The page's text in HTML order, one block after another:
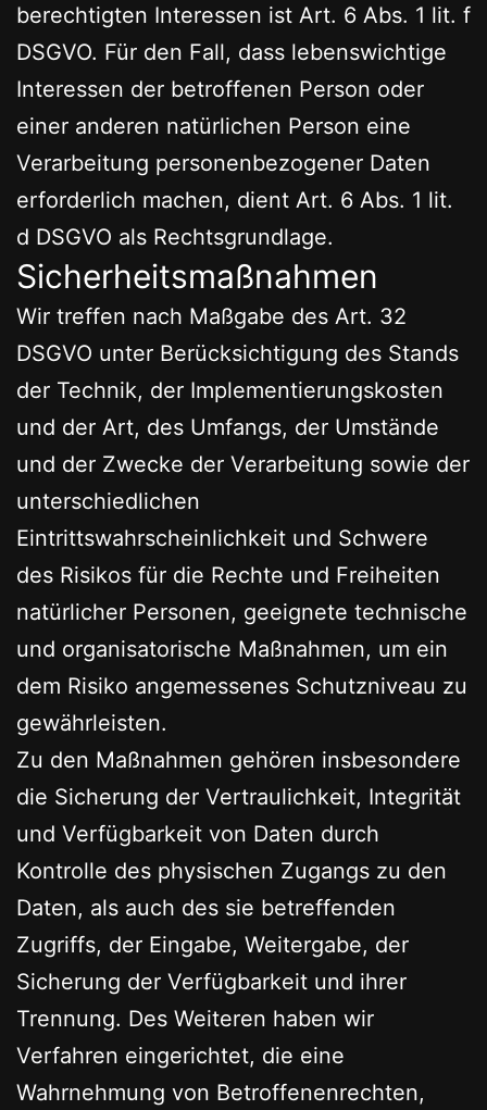
berechtigten Interessen ist Art. 6 Abs. 1 lit. f
DSGVO. Für den Fall, dass lebenswichtige
Interessen der betroffenen Person oder
einer anderen natürlichen Person eine
Verarbeitung personenbezogener Daten
erforderlich machen, dient Art. 6 Abs. 1 lit.
d DSGVO als Rechtsgrundlage.
Sicherheitsmaßnahmen
Wir treffen nach Maßgabe des Art. 32
DSGVO unter Berücksichtigung des Stands
der Technik, der Implementierungskosten
und der Art, des Umfangs, der Umstände
und der Zwecke der Verarbeitung sowie der
unterschiedlichen
Eintrittswahrscheinlichkeit und Schwere
des Risikos für die Rechte und Freiheiten
natürlicher Personen, geeignete technische
und organisatorische Maßnahmen, um ein
dem Risiko angemessenes Schutzniveau zu
gewährleisten.
Zu den Maßnahmen gehören insbesondere
die Sicherung der Vertraulichkeit, Integrität
und Verfügbarkeit von Daten durch
Kontrolle des physischen Zugangs zu den
Daten, als auch des sie betreffenden
Zugriffs, der Eingabe, Weitergabe, der
Sicherung der Verfügbarkeit und ihrer
Trennung. Des Weiteren haben wir
Verfahren eingerichtet, die eine
Wahrnehmung von Betroffenenrechten,